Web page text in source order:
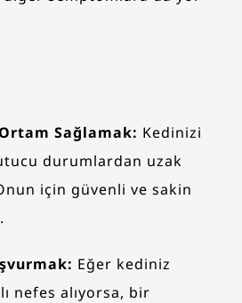
Sağlamak: Kedinizi
durumlardan uzak
için güvenli ve sakin
Eğer kediniz
nefes alıyorsa, bir